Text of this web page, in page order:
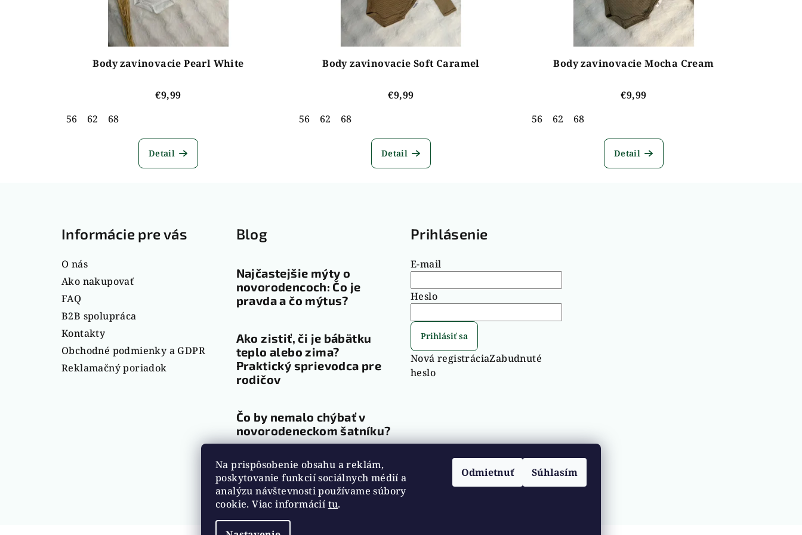
Na prispôsobenie obsahu a reklám,
poskytovanie funkcií sociálnych médií a
analýzu návštevnosti používame súbory
cookie. Viac informácií tu.
Odmietnuť Súhlasím
Body zavinovacie Pearl White
€9,99
56
62 68
Detail
Body zavinovacie Soft Caramel
€9,99
56
62 68
Detail
Body zavinovacie Mocha Cream
€9,99
56
62 68
Detail
Informácie pre vás
O nás
Ako nakupovať
FAQ
B2B spolupráca
Kontakty
Obchodné podmienky a GDPR
Reklamačný poriadok
Blog
Najčastejšie mýty o
novorodencoch: Čo je
pravda a čo mýtus?
Ako zistiť, či je bábätku
teplo alebo zima?
Praktický sprievodca pre
rodičov
Čo by nemalo chýbať v
novorodeneckom šatníku?
Archív
Prihlásenie
E-mail
Heslo
Prihlásiť sa
Nová registráciaZabudnuté
heslo